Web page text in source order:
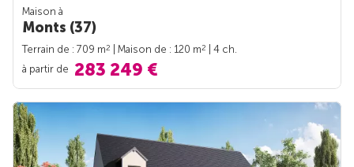
Maison à
Monts (37)
Terrain de : 709 m2 | Maison de : 120 m2
| 4 ch.
à partir de 283 249 €